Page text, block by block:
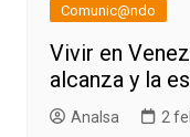
Comunic@ndo
Vivir en
alcanza y la
AnaIsa 2